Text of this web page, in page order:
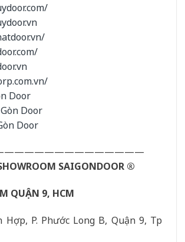
Door
Door
Door
SAIGONDOOR ®
QUẬN 9, HCM
Hợp, P. Phước Long B, Quận 9, Tp